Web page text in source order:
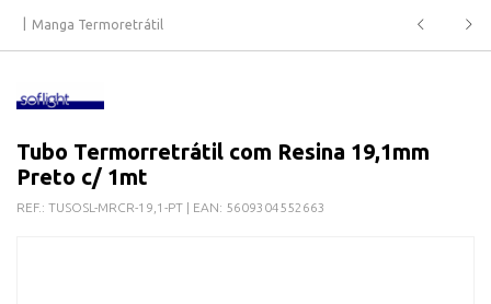
Manga Termoretrátil
Tubo Termorretrátil com Resina 19,1mm
Preto c/ 1mt
REF.: TUSOSL-MRCR-19,1-PT | EAN: 5609304552663